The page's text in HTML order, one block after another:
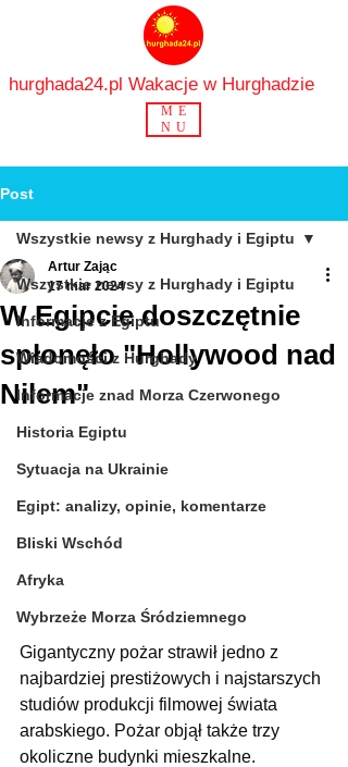
hurghada24.pl Wakacje w Hurghadzie
ME
NU
Post
Wszystkie newsy z Hurghady i Egiptu
Informacje z Egiptu
Wiadomości z Hurghady
Informacje znad Morza Czerwonego
Historia Egiptu
Sytuacja na Ukrainie
Egipt: analizy, opinie, komentarze
Bliski Wschód
Afryka
Wybrzeże Morza Śródziemnego
Wszystkie newsy z Hurghady i Egiptu
W Egipcie doszczętnie
spłonęło "Hollywood nad
Nilem"
Artur Zając
17 mar 2024
Gigantyczny pożar strawił jedno z
najbardziej prestiżowych i najstarszych
studiów produkcji filmowej świata
arabskiego. Pożar objął także trzy
okoliczne budynki mieszkalne.